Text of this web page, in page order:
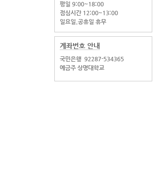
평일 9:00~18:00
점심시간 12:00~13:00
일요일.공휴일 휴무
계좌번호 안내
국민은행 92287-534365
예금주 상명대학교